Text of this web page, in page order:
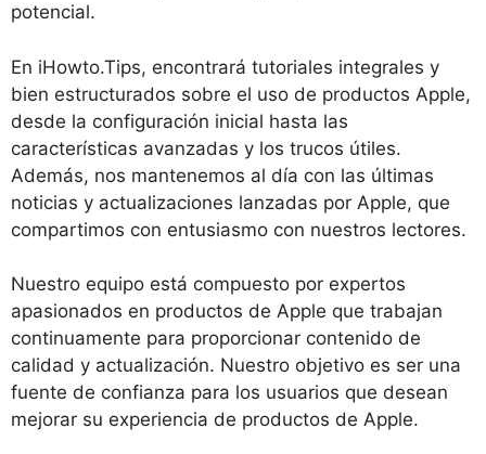
potencial.
En iHowto.Tips, encontrará tutoriales integrales y
bien estructurados sobre el uso de productos Apple,
desde la configuración inicial hasta las
características avanzadas y los trucos útiles.
Además, nos mantenemos al día con las últimas
noticias y actualizaciones lanzadas por Apple, que
compartimos con entusiasmo con nuestros lectores.
Nuestro equipo está compuesto por expertos
apasionados en productos de Apple que trabajan
continuamente para proporcionar contenido de
calidad y actualización. Nuestro objetivo es ser una
fuente de confianza para los usuarios que desean
mejorar su experiencia de productos de Apple.